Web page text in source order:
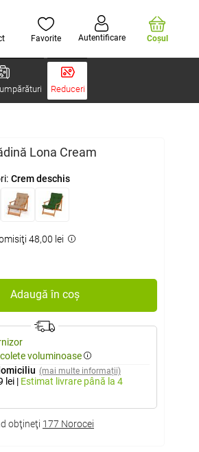
Favorite Autentificare Coşul
Reduceri
Lona Cream
Crem deschis
48,00 lei
Adaugă în coș
voluminoase
(mai multe informații)
lei | Estimat livrare până la 4
obţineţi 177 Norocei